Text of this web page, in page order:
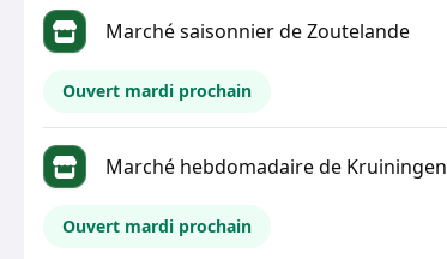
Marché saisonnier de Zoutelande
Ouvert mardi prochain
Marché hebdomadaire de Kruiningen
Ouvert mardi prochain